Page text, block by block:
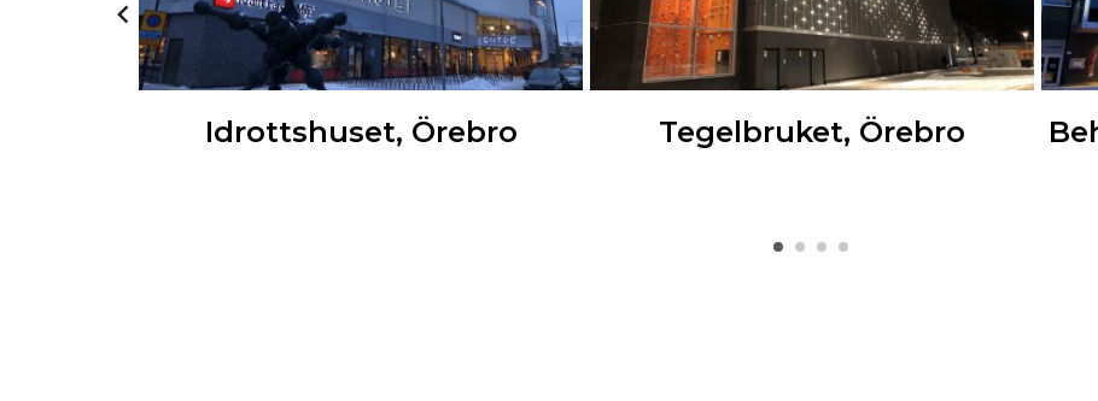
Idrottshuset, Örebro Tegelbruket, Örebro